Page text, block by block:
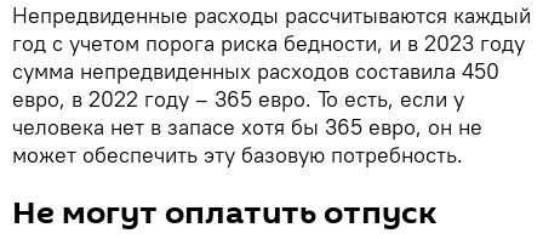
Непредвиденные расходы рассчитываются каждый
год с учетом порога риска бедности, и в 2023 году
сумма непредвиденных расходов составила 450
евро, в 2022 году – 365 евро. То есть, если у
человека нет в запасе хотя бы 365 евро, он не
может обеспечить эту базовую потребность.
Не могут оплатить отпуск